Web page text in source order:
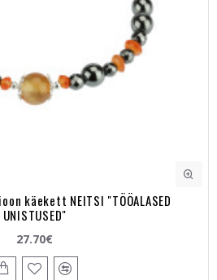
käekett NEITSI "TÖÖALASED
UNISTUSED"
27.70€